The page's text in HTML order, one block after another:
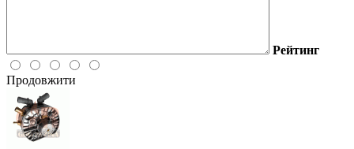
Рейтинг
Продовжити